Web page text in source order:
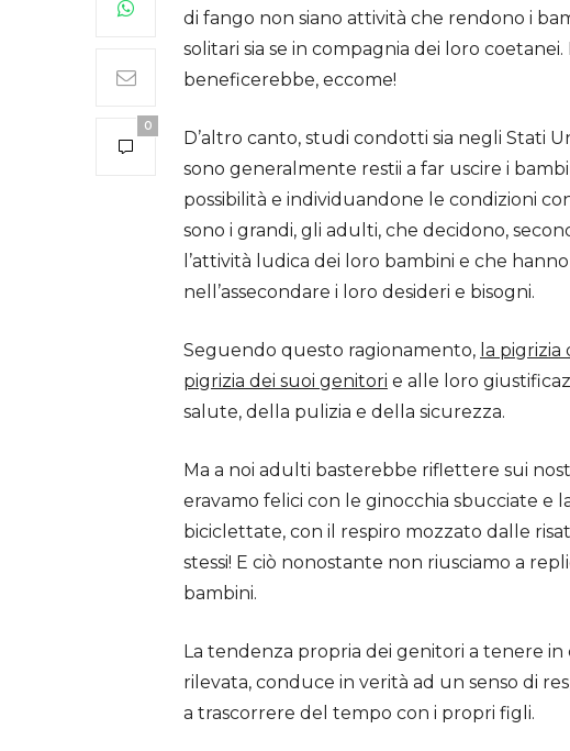
0
di fango non siano attività che rendono i
solitari sia se in compagnia dei loro
beneficerebbe, eccome!
D’altro canto, studi condotti sia negli Stati
sono generalmente restii a far uscire i
possibilità e individuandone le condizioni
sono i grandi, gli adulti, che decidono,
l’attività ludica dei loro bambini e che
nell’assecondare i loro desideri e bisogni.
Seguendo questo ragionamento, la
pigrizia dei suoi genitori e alle loro
salute, della pulizia e della sicurezza.
Ma a noi adulti basterebbe riflettere sui
eravamo felici con le ginocchia sbucciate e
biciclettate, con il respiro mozzato dalle
stessi! E ciò nonostante non riusciamo a
bambini.
La tendenza propria dei genitori a tenere in
rilevata, conduce in verità ad un senso di
a trascorrere del tempo con i propri figli.